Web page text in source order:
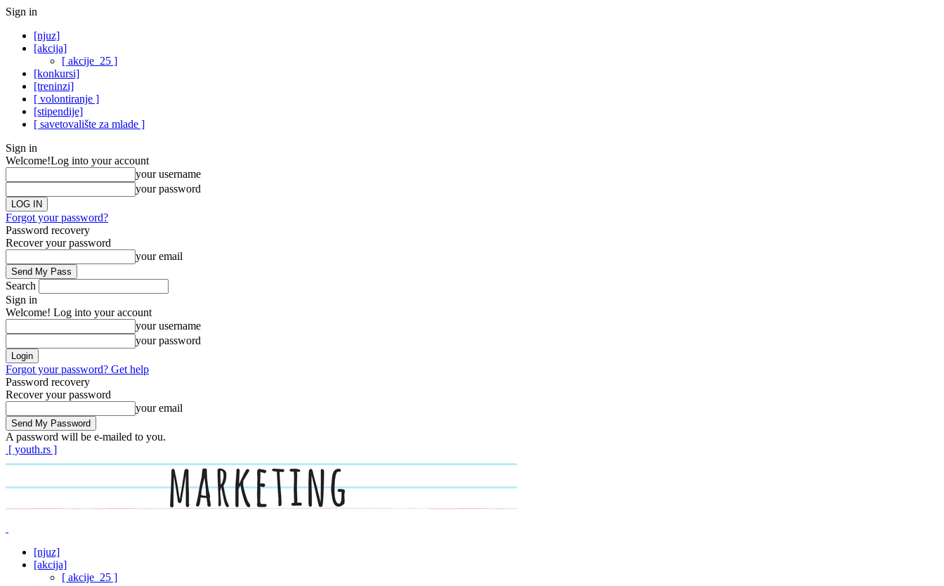
Sign in
[njuz]
[akcija]
[ akcije_25 ]
[konkursi]
[treninzi]
[ volontiranje ]
[stipendije]
[ savetovalište za mlade ]
Sign in
Welcome!Log into your account
your username
your password
Forgot your password?
Password recovery
Recover your password
your email
Search
Sign in
Welcome! Log into your account
your username
your password
Forgot your password? Get help
Password recovery
Recover your password
your email
A password will be e-mailed to you.
[ youth.rs ]
[njuz]
[akcija]
[ akcije_25 ]